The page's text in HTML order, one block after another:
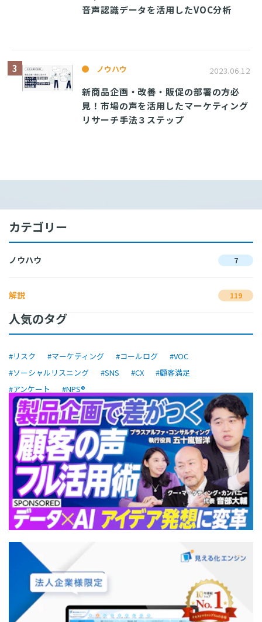
カテゴリー
ノウハウ 7
解説 119
人気のタグ
#リスク #マーケティング #コールログ
#VOC
#ソーシャルリスニング
#SNS #CX
#顧客満足
#アンケート
#NPS®︎
音声認識データを活用したVOC分析
ノウハウ 2023.06.12
新商品企画・改善・販促の部署の方必
見！市場の声を活用したマーケティング
リサーチ手法３ステップ